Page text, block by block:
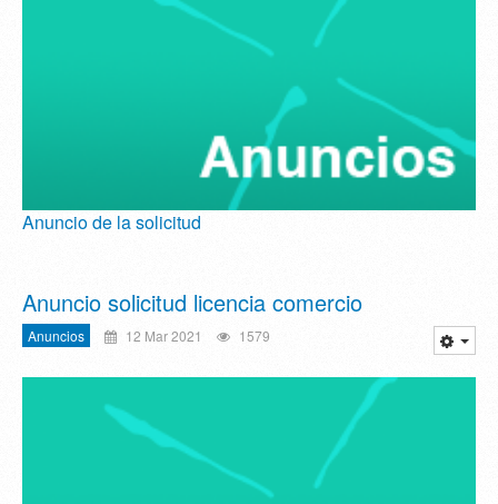
Anuncio de la solicitud
Anuncio solicitud licencia comercio
Anuncios 12 Mar 2021 1579